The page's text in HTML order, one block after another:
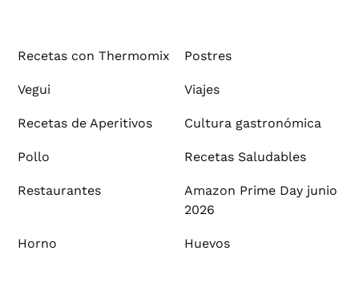
Recetas con Thermomix Postres
Vegui Viajes
Recetas de Aperitivos Cultura gastronómica
Pollo Recetas Saludables
Restaurantes
Amazon Prime Day junio
2026
Horno Huevos